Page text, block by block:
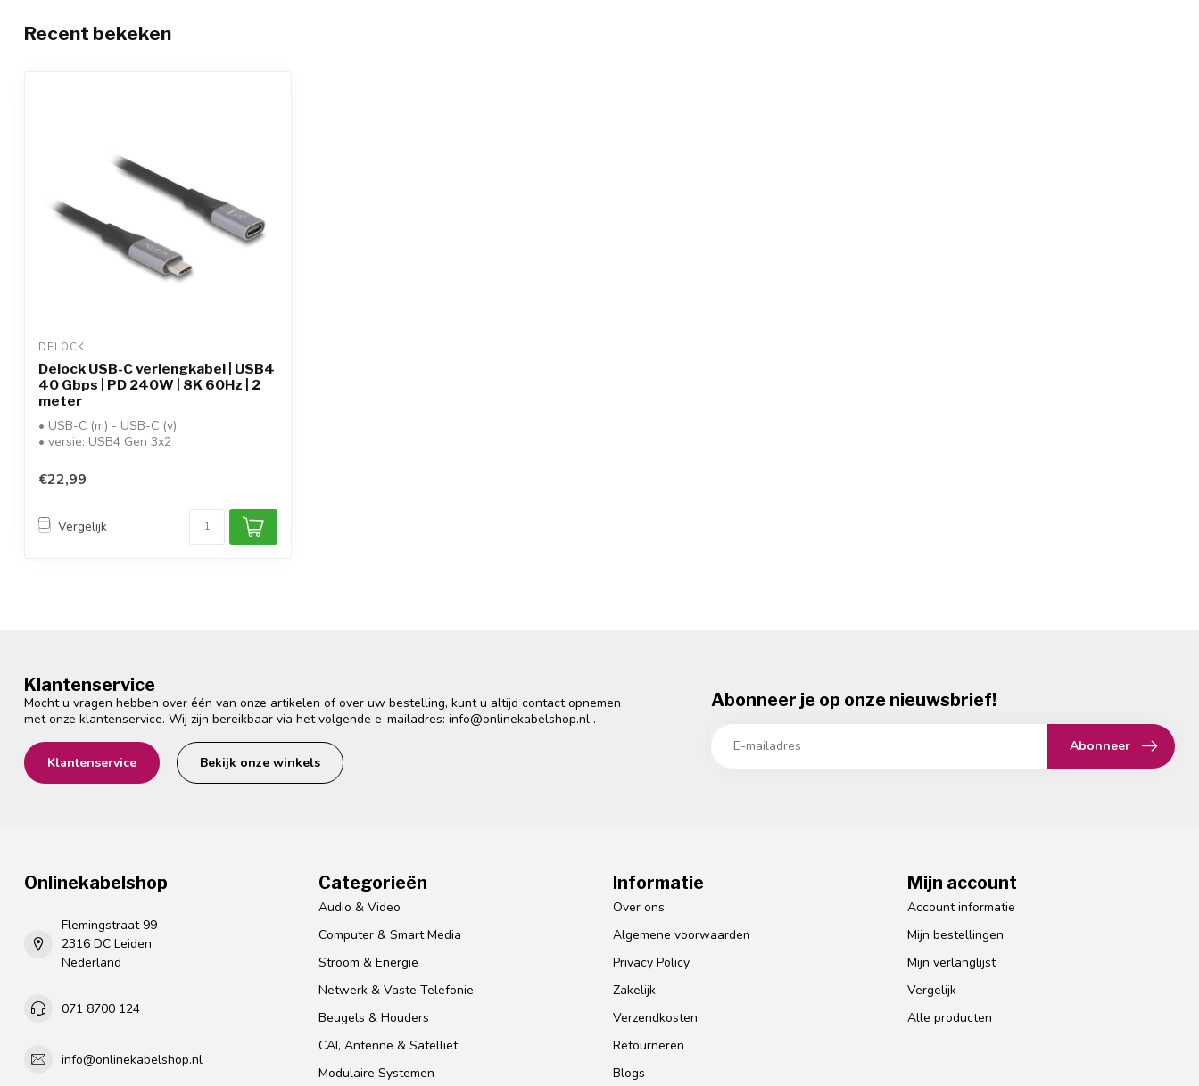
Recent bekeken
DELOCK
Delock USB-C verlengkabel | USB4
40 Gbps | PD 240W | 8K 60Hz | 2
meter
• USB-C (m) - USB-C (v)
• versie: USB4 Gen 3x2
• video: tot...
€22,99
Vergelijk
Klantenservice
Mocht u vragen hebben over één van onze artikelen of over uw bestelling, kunt u altijd contact opnemen
met onze klantenservice. Wij zijn bereikbaar via het volgende e-mailadres: info@onlinekabelshop.nl .
Klantenservice Bekijk onze winkels
Abonneer je op onze nieuwsbrief!
Abonneer
Onlinekabelshop
Flemingstraat 99
2316 DC Leiden
Nederland
071 8700 124
info@onlinekabelshop.nl
Categorieën
Audio & Video
Computer & Smart Media
Stroom & Energie
Netwerk & Vaste Telefonie
Beugels & Houders
CAI, Antenne & Satelliet
Modulaire Systemen
Informatie
Over ons
Algemene voorwaarden
Privacy Policy
Zakelijk
Verzendkosten
Retourneren
Blogs
Mijn account
Account informatie
Mijn bestellingen
Mijn verlanglijst
Vergelijk
Alle producten